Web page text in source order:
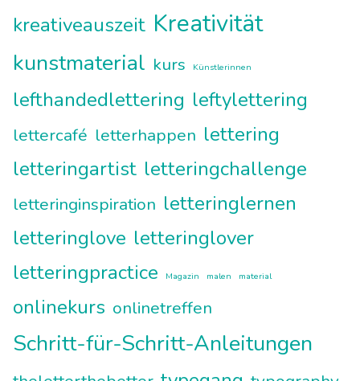
kreativeauszeit Kreativität
kunstmaterial kurs Künstlerinnen
lefthandedlettering leftylettering
lettercafé letterhappen lettering
letteringartist letteringchallenge
letteringinspiration letteringlernen
letteringlove letteringlover
letteringpractice
Magazin malen material
onlinekurs onlinetreffen
Schritt-für-Schritt-Anleitungen